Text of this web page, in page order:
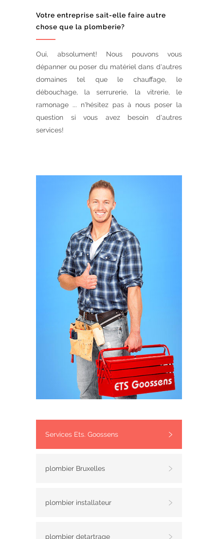
Votre entreprise sait-elle faire autre
chose que la plomberie?
Oui, absolument! Nous pouvons vous
dépanner ou poser du matériel dans d'autres
domaines tel que le chauffage, le
débouchage, la serrurerie, la vitrerie, le
ramonage ... n'hésitez pas à nous poser la
question si vous avez besoin d'autres
services!
Services Ets. Goossens
plombier Bruxelles
plombier installateur
plombier detartrage